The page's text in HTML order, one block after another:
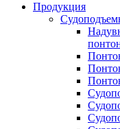
Продукция